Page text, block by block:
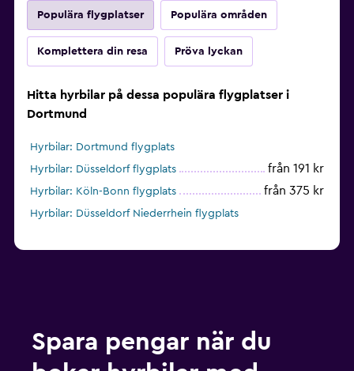
Populära flygplatser Populära områden
Komplettera din resa Pröva lyckan
Hitta hyrbilar på dessa populära flygplatser i
Dortmund
Hyrbilar: Dortmund flygplats
Hyrbilar: Düsseldorf flygplats
från 191 kr
Hyrbilar: Köln-Bonn flygplats från 375 kr
Hyrbilar: Düsseldorf Niederrhein flygplats
Spara pengar när du